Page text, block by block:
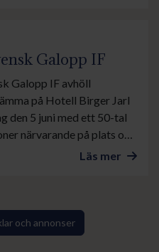
Galopp IF
Galopp IF avhöll
på Hotell Birger Jarl
den 5 juni med ett 50-tal
närvarande på plats och
ett antal åhörare på
samt representanter
och
Läs mer
och annonser